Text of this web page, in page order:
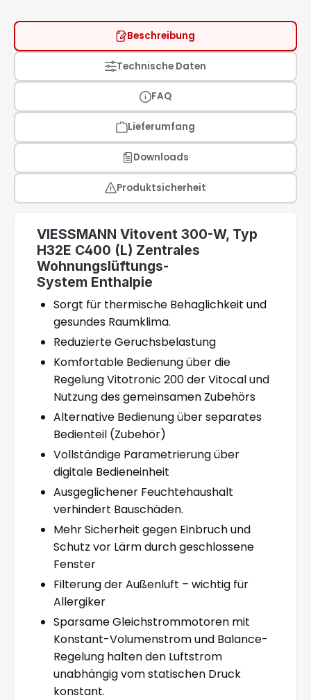
Beschreibung
Technische Daten
FAQ
Lieferumfang
Downloads
Produktsicherheit
VIESSMANN Vitovent 300-W, Typ
H32E C400 (L) Zentrales
Wohnungslüftungs-
System Enthalpie
Sorgt für thermische Behaglichkeit und
gesundes Raumklima.
Reduzierte Geruchsbelastung
Komfortable Bedienung über die
Regelung Vitotronic 200 der Vitocal und
Nutzung des gemeinsamen Zubehörs
Alternative Bedienung über separates
Bedienteil (Zubehör)
Vollständige Parametrierung über
digitale Bedieneinheit
Ausgeglichener Feuchtehaushalt
verhindert Bauschäden.
Mehr Sicherheit gegen Einbruch und
Schutz vor Lärm durch geschlossene
Fenster
Filterung der Außenluft – wichtig für
Allergiker
Sparsame Gleichstrommotoren mit
Konstant-Volumenstrom und Balance-
Regelung halten den Luftstrom
unabhängig vom statischen Druck
konstant.